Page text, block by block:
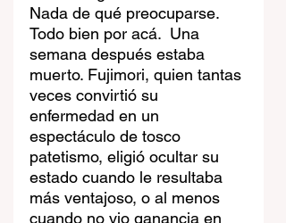
Nada de qué preocuparse.
Todo bien por acá.  Una
semana después estaba
muerto. Fujimori, quien tantas
veces convirtió su
enfermedad en un
espectáculo de tosco
patetismo, eligió ocultar su
estado cuando le resultaba
más ventajoso, o al menos
cuando no vio ganancia en